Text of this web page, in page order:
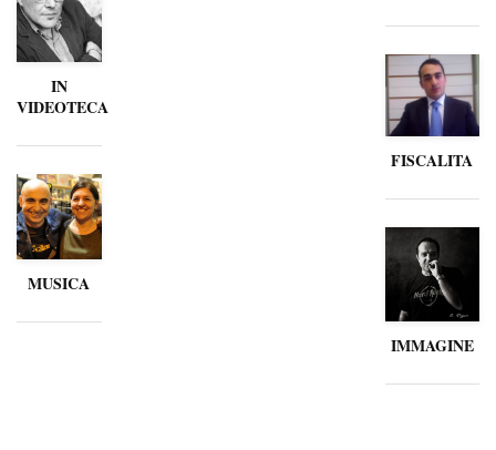
IN
VIDEOTECA
MUSICA
FISCALITA
IMMAGINE